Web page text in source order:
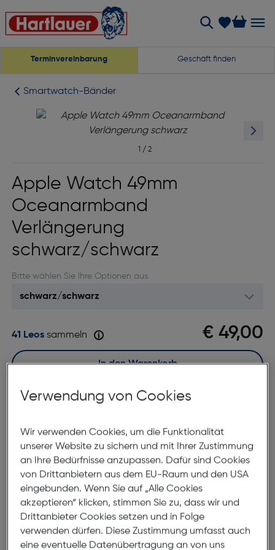
Terminvereinbarung Geschäft finden
Smartwatch-Bänder
1 / 2
Apple Watch 49mm
Oceanarmband
Verlängerung
schwarz/schwarz
Bitte wählen Sie Ihre Optionen aus
€ 49,00
41 Leossammeln
Sofort kaufen
In den Warenkorb
merken vergleichen
7 bis 9 Werktage Lieferzeit
Nach Hause liefern
Selbstabholung in Verfügbarkeit prüfen
Produktbeschreibung
Verwendung von Cookies
Wir verwenden Cookies, um die Funktionalität
unserer Website zu sichern und mit Ihrer Zustimmung
an Ihre Bedürfnisse anzupassen. Dafür sind Cookies
von Drittanbietern aus dem EU-Raum und den USA
eingebunden. Wenn Sie auf „Alle Cookies
akzeptieren“ klicken, stimmen Sie zu, dass wir und
Drittanbieter Cookies setzen und in Folge
verwenden dürfen. Diese Zustimmung umfasst auch
eine eventuelle Datenübertragung an von uns